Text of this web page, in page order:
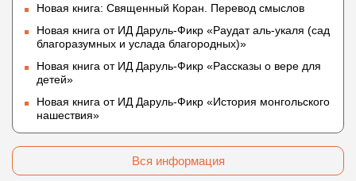
Новая книга: Священный Коран. Перевод смыслов
Новая книга от ИД Даруль-Фикр «Раудат аль-укаля (cад
благоразумных и услада благородных)»
Новая книга от ИД Даруль-Фикр «Рассказы о вере для
детей»
Новая книга от ИД Даруль-Фикр «История монгольского
нашествия»
Вся информация